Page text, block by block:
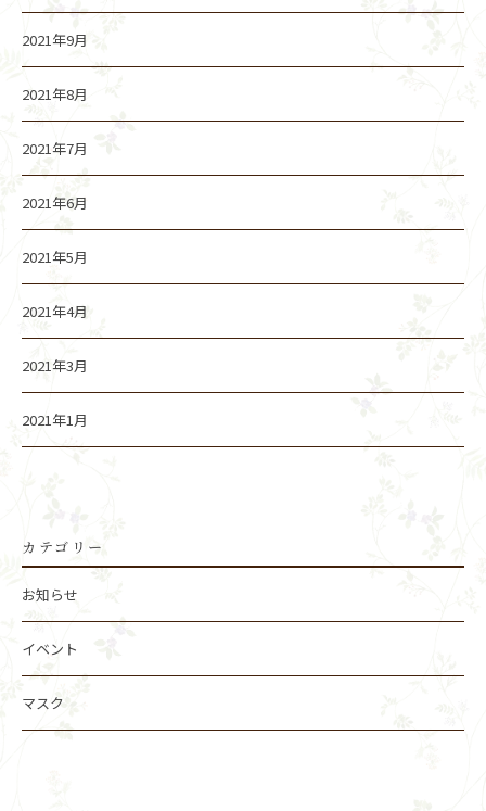
2021年9月
2021年8月
2021年7月
2021年6月
2021年5月
2021年4月
2021年3月
2021年1月
カテゴリー
お知らせ
イベント
マスク